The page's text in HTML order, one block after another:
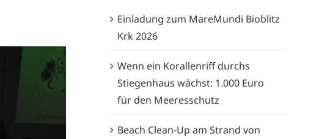
Einladung zum MareMundi Bioblitz
Krk 2026
Wenn ein Korallenriff durchs
Stiegenhaus wächst: 1.000 Euro
für den Meeresschutz
Beach Clean-Up am Strand von